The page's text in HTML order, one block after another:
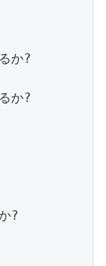
か?
か?
?